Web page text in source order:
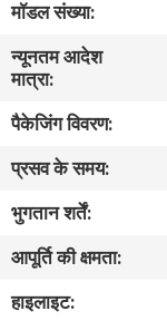
कारखाना
भ्रमण
गुणवत्ता
नियंत्रण
संपर्क
करें
मॉडल संख्या:
न्यूनतम आदेश
मात्रा:
पैकेजिंग विवरण:
प्रसव के समय:
भुगतान शर्तें:
आपूर्ति की क्षमता:
हाइलाइट: